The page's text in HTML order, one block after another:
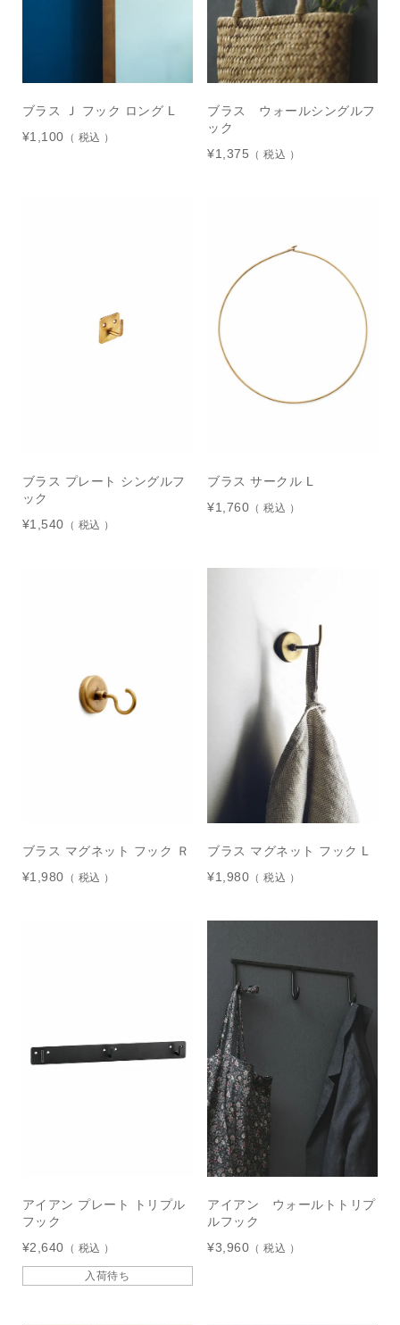
ブラス Ｊ フック ロング L
¥1,100 税込
ブラス ウォールシングルフ
ック
¥1,375 税込
ブラス プレート シングルフ
ック
¥1,540 税込
ブラス サークル L
¥1,760 税込
ブラス マグネット フック Ｒ
¥1,980 税込
ブラス マグネット フック L
¥1,980 税込
アイアン プレート トリプル
フック
¥2,640 税込
入荷待ち
アイアン ウォールトトリプ
ルフック
¥3,960 税込